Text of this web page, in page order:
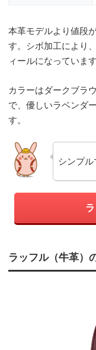
本革モデルより値段
す。シボ加工により
ィールになっています
カラーはダークブラ
で、優しいラベンダ
す。
シンプル
ラッフル（牛革）